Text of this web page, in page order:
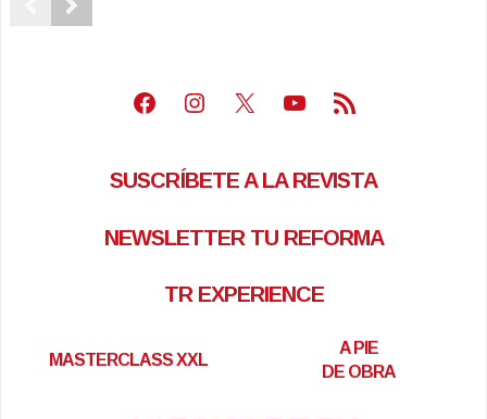
Facebook
Instagram
X Youtube
Feed RSS
SUSCRÍBETE A LA REVISTA
NEWSLETTER TU REFORMA
TR EXPERIENCE
MASTERCLASS XXL
A PIE
DE OBRA